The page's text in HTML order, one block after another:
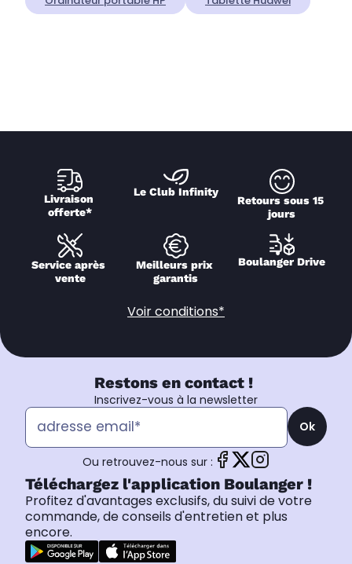
Livraison
offerte*
Le Club Infinity
Retours sous 15
jours
Service après
vente
Meilleurs prix
garantis
Boulanger Drive
Voir conditions*
Restons en contact !
Inscrivez-vous à la newsletter
Ok
Ou retrouvez-nous sur :
Téléchargez l'application Boulanger !
Profitez d'avantages exclusifs, du suivi de votre
commande, de conseils d'entretien et plus
encore.